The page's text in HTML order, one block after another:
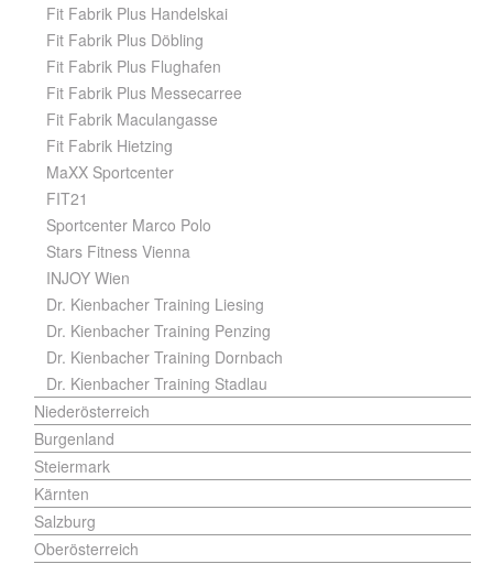
Fit Fabrik Plus Handelskai
Fit Fabrik Plus Döbling
Fit Fabrik Plus Flughafen
Fit Fabrik Plus Messecarree
Fit Fabrik Maculangasse
Fit Fabrik Hietzing
MaXX Sportcenter
FIT21
Sportcenter Marco Polo
Stars Fitness Vienna
INJOY Wien
Dr. Kienbacher Training Liesing
Dr. Kienbacher Training Penzing
Dr. Kienbacher Training Dornbach
Dr. Kienbacher Training Stadlau
Niederösterreich
Burgenland
Steiermark
Kärnten
Salzburg
Oberösterreich